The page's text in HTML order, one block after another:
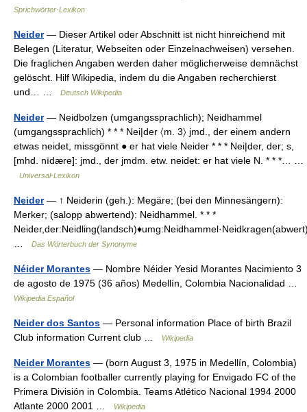
Sprichwörter-Lexikon
Neider— Dieser Artikel oder Abschnitt ist nicht hinreichend mit
Belegen (Literatur, Webseiten oder Einzelnachweisen) versehen.
Die fraglichen Angaben werden daher möglicherweise demnächst
gelöscht. Hilf Wikipedia, indem du die Angaben recherchierst
und… …
Deutsch Wikipedia
Neider— Neidbolzen (umgangssprachlich); Neidhammel
(umgangssprachlich) * * * Nei|der 〈m. 3〉 jmd., der einem andern
etwas neidet, missgönnt ● er hat viele Neider * * * Nei|der, der; s,
[mhd. nīdære]: jmd., der jmdm. etw. neidet: er hat viele N. * * *… …
Universal-Lexikon
Neider— ↑ Neiderin (geh.): Megäre; (bei den Minnesängern):
Merker; (salopp abwertend): Neidhammel. * * *
Das Wörterbuch der Synonyme
Néider Morantes — Nombre Néider Yesid Morantes Nacimiento 3
de agosto de 1975 (36 años) Medellín, Colombia Nacionalidad …
Wikipedia Español
Neider dos Santos — Personal information Place of birth Brazil
Club information Current club …
Wikipedia
Neider Morantes — (born August 3, 1975 in Medellín, Colombia)
is a Colombian footballer currently playing for Envigado FC of the
Primera División in Colombia. Teams Atlético Nacional 1994 2000
Atlante 2000 2001 …
Wikipedia